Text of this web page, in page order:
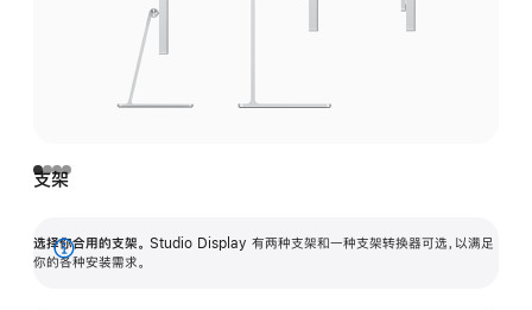
支架
选择你合用的支架。 Studio Display 有两种支架和一种支架转换器可选，以满足
你的各种安装需求。
展